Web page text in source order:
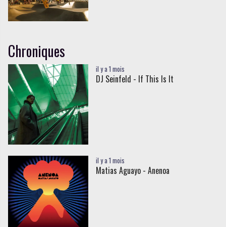
Chroniques
il y a 1 mois
DJ Seinfeld - If This Is It
il y a 1 mois
Matias Aguayo - Anenoa